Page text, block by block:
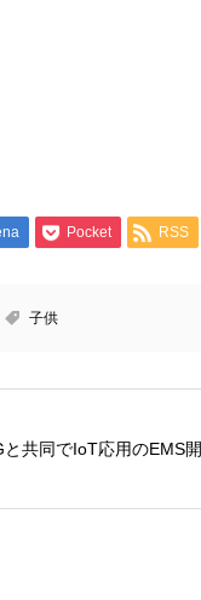
Pocket RSS
子供
共同でIoT応用のEMS